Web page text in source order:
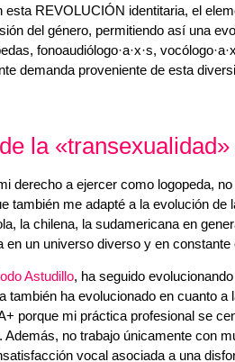
esta REVOLUCIÓN identitaria, el
del género, permitiendo así una
fonoaudiólogo·a·x·s,
demanda proveniente de esta
la
derecho a ejercer como logopeda,
también me adapté a la evolución
la chilena, la sudamericana en
un universo diverso y en constante
Astudillo, ha seguido
ha evolucionado en cuanto
porque mi práctica profesional se
no trabajo únicamente con
vocal asociada a una